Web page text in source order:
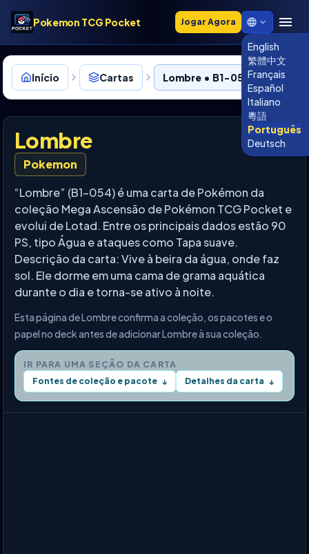
Pokemon TCG Pocket Jogar Agora
English
繁體中文
Français
Español
Italiano
粵語
Português
Deutsch
Início Cartas Lombre • B1-054
Lombre
Pokemon
“Lombre” (B1-054) é uma carta de Pokémon da
coleção Mega Ascensão de Pokémon TCG Pocket e
evolui de Lotad. Entre os principais dados estão 90
PS, tipo Água e ataques como Tapa suave.
Descrição da carta: Vive à beira da água, onde faz
sol. Ele dorme em uma cama de grama aquática
durante o dia e torna-se ativo à noite.
Esta página de Lombre confirma a coleção, os pacotes e o
papel no deck antes de adicionar Lombre à sua coleção.
IR PARA UMA SEÇÃO DA CARTA
Fontes de coleção e pacote ↓ Detalhes da carta ↓